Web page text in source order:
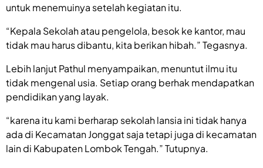
untuk menemuinya setelah kegiatan itu.
“Kepala Sekolahatau pengelola, besok ke kantor, mau
tidak mau harus dibantu, kita berikan hibah.” Tegasnya.
Lebih lanjut Pathul menyampaikan, menuntut ilmu itu
tidak mengenal usia. Setiap orang berhak mendapatkan
pendidikan yang layak.
“karena itu kami berharap sekolah lansia ini tidak hanya
ada di Kecamatan Jonggat saja tetapi juga di kecamatan
lain di Kabupaten Lombok Tengah.” Tutupnya.